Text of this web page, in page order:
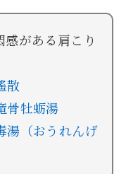
がある肩こり
散
骨牡蛎湯
湯（おうれんげ